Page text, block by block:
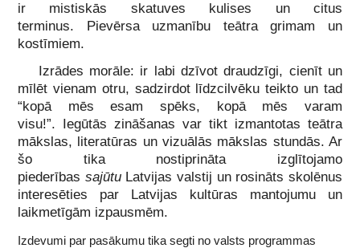
ir mistiskās skatuves kulises un citus
terminus. Pievērsa uzmanību teātra grimam un
kostīmiem.
Izrādes morāle: ir labi dzīvot draudzīgi, cienīt un
mīlēt vienam otru, sadzirdot līdzcilvēku teikto un tad
“kopā mēs esam spēks, kopā mēs varam
visu!”. Iegūtās zināšanas var tikt izmantotas teātra
mākslas, literatūras un vizuālās mākslas stundās. Ar
šo tika nostiprināta izglītojamo
piederības sajūtuLatvijas valstij un rosināts skolēnus
interesēties par Latvijas kultūras mantojumu un
laikmetīgām izpausmēm.
Izdevumi par pasākumu tika segti no valsts programmas